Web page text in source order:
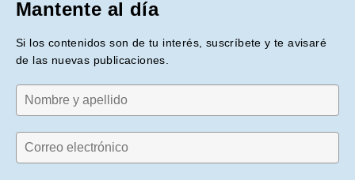
Mantente al día
Si los contenidos son de tu interés, suscríbete y te avisaré
de las nuevas publicaciones.